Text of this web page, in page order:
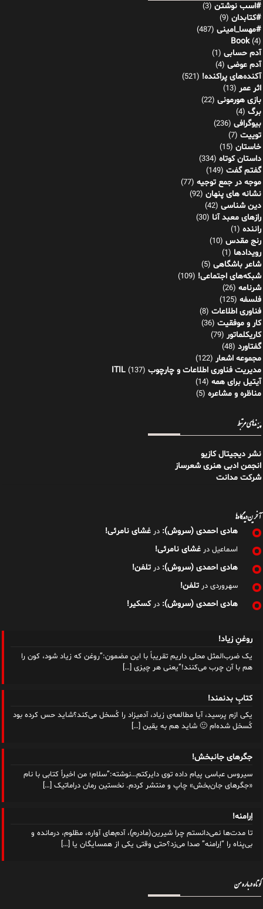
#اسب نوشتن (3)
#کتابدان (9)
#مهسا_امینی (487)
Book(4)
آدم حسابی (1)
آدم عوضی (4)
آکنده‌های پراکنده! (521)
اثر عمر (13)
بازی هورمونی (22)
برگ (4)
بیوگرافی (236)
توییت (7)
خاستان (15)
داستان کوتاه (334)
گفتم گفت (149)
موجه در جمع توجیه (77)
نشانه های پنهان (92)
دین شناسی (42)
رازهای معبد آنا (30)
راننده (1)
رنج مقدس (10)
رویدادها (1)
شاعر باشگاهی (5)
شبکه‌های اجتماعی! (109)
شرنامه (26)
فلسفه (125)
فناوری اطلاعات (8)
کار و موفقیت (36)
کاریکلماتور (79)
گفتاورد (48)
مجموعه اشعار (122)
مدیریت فناوری اطلاعات و چارچوب ITIL (137)
آیتیل برای همه (14)
مناظره و مشاعره (5)
پیوندهای مرتبط
نشر دیجیتال کازیو
انجمن ادبی هنری شعرساز
شرکت مدانت
آخرین دیدگاه‌ها
هادی احمدی (سروش): در غشای نامرئی!
اسماعیل در غشای نامرئی!
هادی احمدی (سروش): در تلفن!
سهروردی در تلفن!
هادی احمدی (سروش): درکسکیر!
روغنِ زیاد!
یک ضرب‌المثل محلی داریم تقریباً با این مضمون:”روغن که زیاد شود، کون را
هم با آن چرب می‌کنند!”یعنی هر چیزی […]
کتابِ بدنمند!
یکی ازم پرسید، آیا مطالعه‌ی زیاد، آدمیزاد را کُسخل می‌کند؟شاید حس کرده بود
کُسخل شده‌ام 🙂 شاید هم به یقین […]
جگرهای جانبخش!
سیروس عباسی پیام داده توی دایرکتم…نوشته:”سلام؛ من اخیراً کتابی با نام
«جگرهای جان‌بخش» چاپ و‌ منتشر کردم. نخستین رمان دراماتیک […]
اِرامنه!
تا مدت‌ها نمی‌دانستم چرا شیرین(مادرم)، آدم‌های آواره، مظلوم، درمانده و
بی‌پناه را “اِرامنه” صدا می‌زد؟حتی وقتی یکی از همسایگان یا […]
کوتاه درباره من